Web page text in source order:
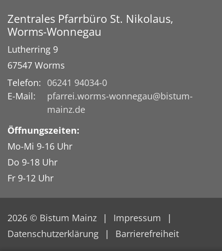
Zentrales Pfarrbüro St. Nikolaus,
Worms-Wonnegau
Lutherring 9
67547 Worms
Telefon: 06241 94034-0
E-Mail:
pfarrei.worms-wonnegau@bistum-
mainz.de
Öffnungszeiten:
Mo-Mi 9-16 Uhr
Do 9-18 Uhr
Fr 9-12 Uhr
2026 © Bistum Mainz
Impressum
Datenschutzerklärung
Barrierefreiheit